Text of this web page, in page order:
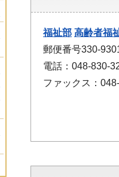
福祉部 高齢者福
郵便番号330-
電話：048-830-
ファックス：